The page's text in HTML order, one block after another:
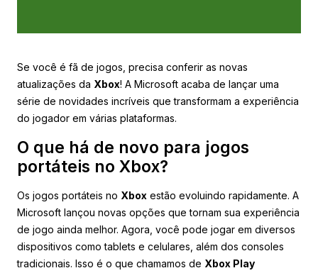
Se você é fã de jogos, precisa conferir as novas
atualizações da Xbox! A Microsoft acaba de lançar uma
série de novidades incríveis que transformam a experiência
do jogador em várias plataformas.
O que há de novo para jogos
portáteis no Xbox?
Os jogos portáteis no Xbox estão evoluindo rapidamente. A
Microsoft lançou novas opções que tornam sua experiência
de jogo ainda melhor. Agora, você pode jogar em diversos
dispositivos como tablets e celulares, além dos consoles
tradicionais. Isso é o que chamamos de Xbox Play